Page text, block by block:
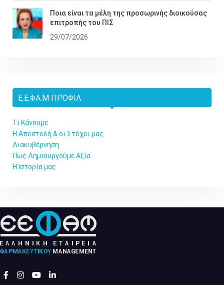
Ποια είναι τα μέλη της προσωρινής διοικούσας
επιτροπής του ΠΙΣ
29/07/2026
Ε.Ε.ΦΑ.Μ ΠΡΟΦΊΛ
Τι Κάνουμε
Η Αποστολή & οι Στόχοι μας
Διακυβέρνηση
Πως Δημιουργούμε Αξία
Η Ιστορία μας